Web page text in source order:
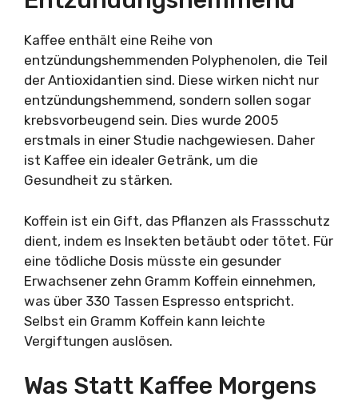
Kaffee enthält eine Reihe von
entzündungshemmenden Polyphenolen, die Teil
der Antioxidantien sind. Diese wirken nicht nur
entzündungshemmend, sondern sollen sogar
krebsvorbeugend sein. Dies wurde 2005
erstmals in einer Studie nachgewiesen. Daher
ist Kaffee ein idealer Getränk, um die
Gesundheit zu stärken.
Koffein ist ein Gift, das Pflanzen als Frassschutz
dient, indem es Insekten betäubt oder tötet. Für
eine tödliche Dosis müsste ein gesunder
Erwachsener zehn Gramm Koffein einnehmen,
was über 330 Tassen Espresso entspricht.
Selbst ein Gramm Koffein kann leichte
Vergiftungen auslösen.
Was Statt Kaffee Morgens